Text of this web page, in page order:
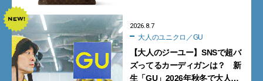
2026.8.7
大人のユニクロ／GU
【大人のジーユー】SNSで超バ
ズってるカーディガンは？ 新
生「GU」2026年秋冬で大人メ